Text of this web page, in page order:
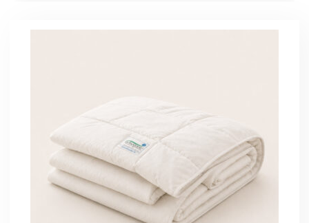
Übergangsdecken
Winterbettdecken
Marktplatzangebote